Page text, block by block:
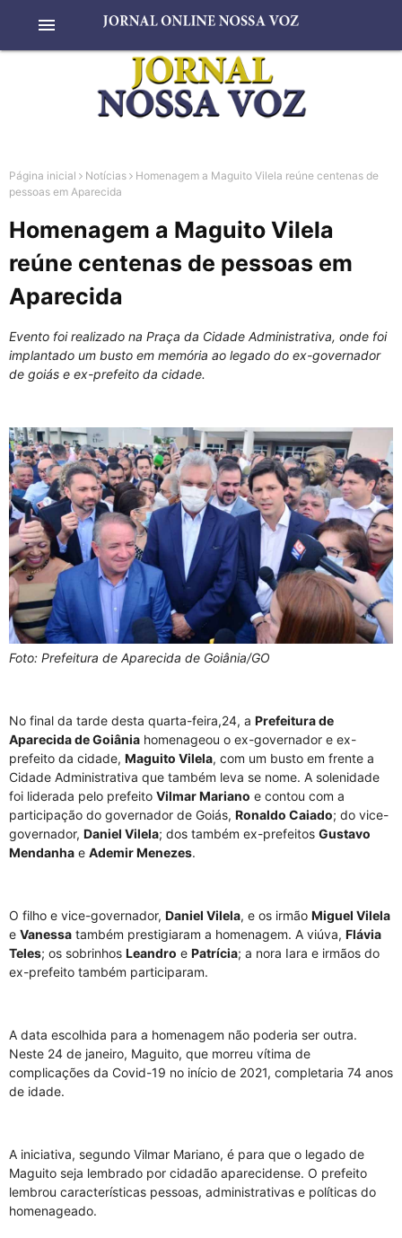
menu
Página inicial Notícias
Homenagem a Maguito Vilela reúne centenas de
pessoas em Aparecida
Homenagem a Maguito Vilela
reúne centenas de pessoas em
Aparecida
Evento foi realizado na Praça da Cidade Administrativa, onde foi
implantado um busto em memória ao legado do ex-governador
de goiás e ex-prefeito da cidade.
Foto: Prefeitura de Aparecida de Goiânia/GO
No final da tarde desta quarta-feira,24, a Prefeitura de
Aparecida de Goiânia homenageou o ex-governador e ex-
prefeito da cidade, Maguito Vilela, com um busto em frente a
Cidade Administrativa que também leva se nome. A solenidade
foi liderada pelo prefeito Vilmar Mariano e contou com a
participação do governador de Goiás, Ronaldo Caiado; do vice-
governador, Daniel Vilela; dos também ex-prefeitos Gustavo
Mendanha e Ademir Menezes.
O filho e vice-governador, Daniel Vilela, e os irmão Miguel Vilela
e Vanessa também prestigiaram a homenagem. A viúva, Flávia
Teles; os sobrinhos Leandro e Patrícia; a nora Iara e irmãos do
ex-prefeito também participaram.
A data escolhida para a homenagem não poderia ser outra.
Neste 24 de janeiro, Maguito, que morreu vítima de
complicações da Covid-19 no início de 2021, completaria 74 anos
de idade.
A iniciativa, segundo Vilmar Mariano, é para que o legado de
Maguito seja lembrado por cidadão aparecidense. O prefeito
lembrou características pessoas, administrativas e políticas do
homenageado.